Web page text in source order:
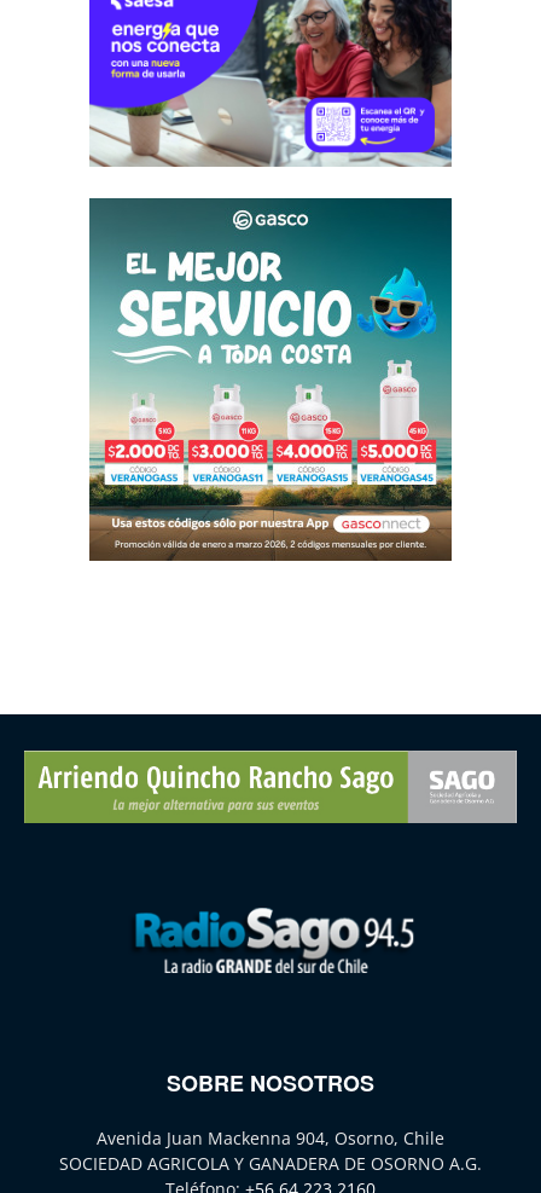
SOBRE NOSOTROS
Avenida Juan Mackenna 904, Osorno, Chile
SOCIEDAD AGRICOLA Y GANADERA DE OSORNO A.G.
Teléfono: +56 64 223 2160